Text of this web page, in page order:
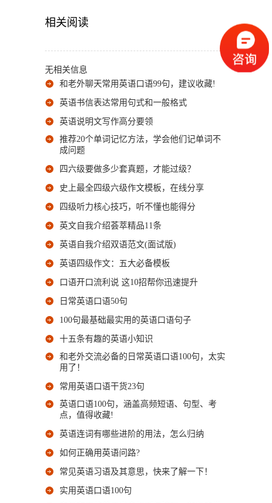
相关阅读
无相关信息
和老外聊天常用英语口语99句，建议收藏!
英语书信表达常用句式和一般格式
英语说明文写作高分要领
推荐20个单词记忆方法，学会他们记单词不
成问题
四六级要做多少套真题，才能过级？
史上最全四级六级作文模板，在线分享
四级听力核心技巧，听不懂也能得分
英文自我介绍荟萃精品11条
英语自我介绍双语范文(面试版)
英语四级作文：五大必备模板
口语开口流利说 这10招帮你迅速提升
日常英语口语50句
100句最基础最实用的英语口语句子
十五条有趣的英语小知识
和老外交流必备的日常英语口语100句，太实
用了！
常用英语口语干货23句
英语口语100句，涵盖高频短语、句型、考
点，值得收藏!
英语连词有哪些进阶的用法，怎么归纳
如何正确用英语问路?
常见英语习语及其意思，快来了解一下！
实用英语口语100句